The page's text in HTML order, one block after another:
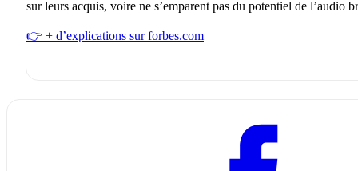
sur leurs acquis, voire ne s’emparent pas du potentiel de l’audio
👉 + d’explications sur forbes.com